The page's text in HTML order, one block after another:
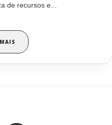
de recursos e...